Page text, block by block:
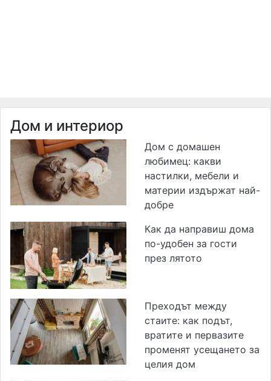
Дом и интериор
Дом с домашен
любимец: какви
настилки, мебели и
материи издържат най-
добре
Как да направиш дома
по-удобен за гости
през лятото
Преходът между
стаите: как подът,
вратите и первазите
променят усещането за
целия дом